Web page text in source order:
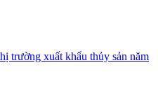
trường xuất khẩu thủy sản năm